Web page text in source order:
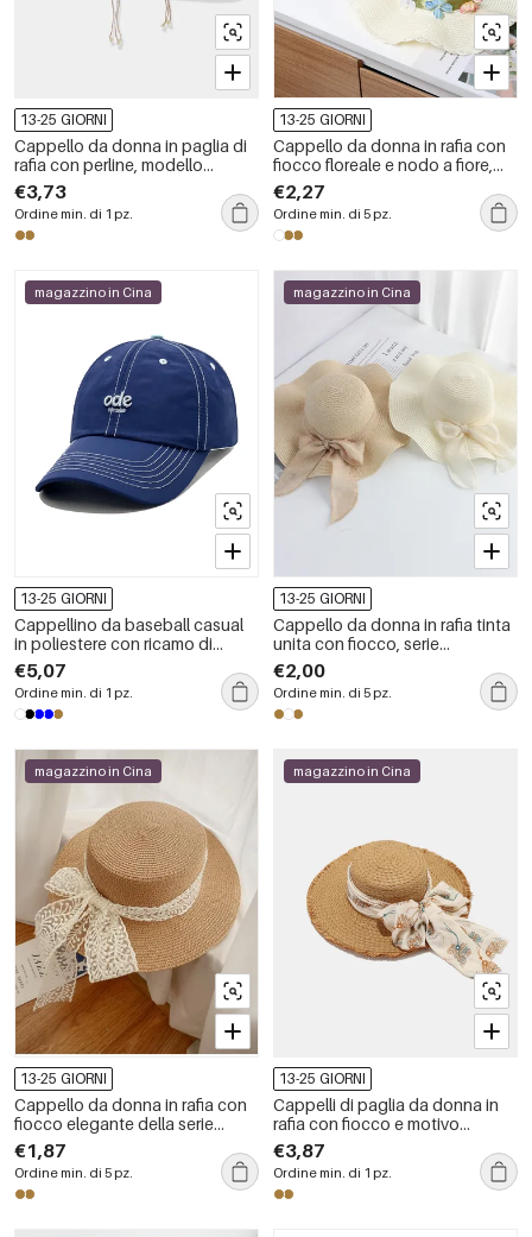
13-25 GIORNI
Cappello da donna in paglia di
rafia con perline, modello
classico a tinta unita, della serie
Simple.
€3,73
Ordine min. di 1 pz.
13-25 GIORNI
Cappello da donna in rafia con
fiocco floreale e nodo a fiore,
serie Simple, ideale per le
vacanze.
€2,27
Ordine min. di 5 pz.
magazzino in Cina
13-25 GIORNI
Cappellino da baseball casual
in poliestere con ricamo di
lettere in colori misti
€5,07
Ordine min. di 1 pz.
magazzino in Cina
13-25 GIORNI
Cappello da donna in rafia tinta
unita con fiocco, serie
romantica
€2,00
Ordine min. di 5 pz.
magazzino in Cina
13-25 GIORNI
Cappello da donna in rafia con
fiocco elegante della serie
Simple.
€1,87
Ordine min. di 5 pz.
magazzino in Cina
13-25 GIORNI
Cappelli di paglia da donna in
rafia con fiocco e motivo
floreale, serie Ethnic Series
Vacation.
€3,87
Ordine min. di 1 pz.